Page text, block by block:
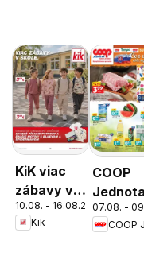
KiK viac
zábavy v
škole
10.08. - 16.08.2026
Kik
COOP
Jednota
cez
ešte
07.08. -